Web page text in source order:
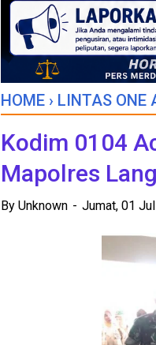
HOME › LINTAS ONE
Kodim 0104
Mapolres
By Unknown Jumat, 01